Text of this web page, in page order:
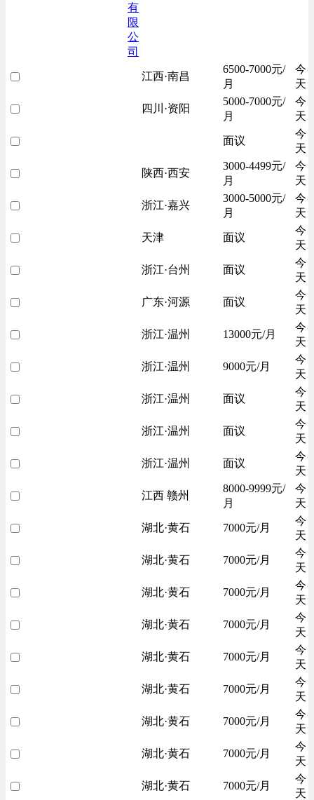
有
限
公
司
江西·南昌
6500-7000元/
月
今
天
四川·资阳
5000-7000元/
月
今
天
面议
今
天
陕西·西安
3000-4499元/
月
今
天
浙江·嘉兴
3000-5000元/
月
今
天
天津 面议
今
天
浙江·台州 面议
今
天
广东·河源 面议
今
天
浙江·温州 13000元/月
今
天
浙江·温州 9000元/月
今
天
浙江·温州 面议
今
天
浙江·温州 面议
今
天
浙江·温州 面议
今
天
江西 赣州
8000-9999元/
月
今
天
湖北·黄石 7000元/月
今
天
湖北·黄石 7000元/月
今
天
湖北·黄石 7000元/月
今
天
湖北·黄石 7000元/月
今
天
湖北·黄石 7000元/月
今
天
湖北·黄石 7000元/月
今
天
湖北·黄石 7000元/月
今
天
湖北·黄石 7000元/月
今
天
湖北·黄石 7000元/月
今
天